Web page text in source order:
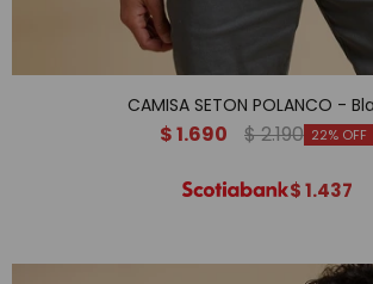
CAMISA SETON POLANCO -
$1.690 $2.190 22
$1.437